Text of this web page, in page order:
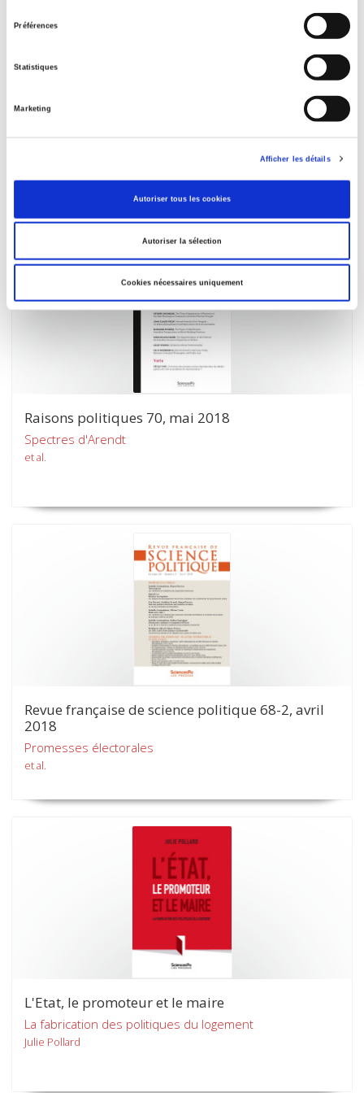
Préférences
Statistiques
Marketing
Afficher les détails
Autoriser tous les cookies
Autoriser la sélection
Cookies nécessaires uniquement
Revue française de science politique 68-3, juin
2018
et al.
Raisons politiques 70, mai 2018
Spectres d'Arendt
et al.
Revue française de science politique 68-2, avril
2018
Promesses électorales
et al.
L'Etat, le promoteur et le maire
La fabrication des politiques du logement
Julie Pollard